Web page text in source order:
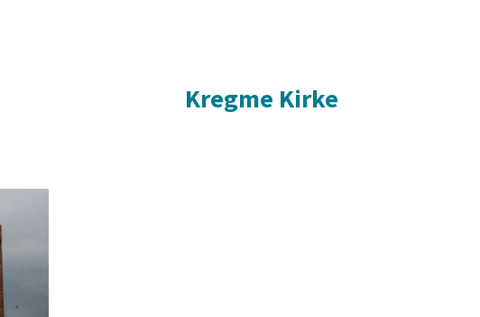
Kregme Kirke